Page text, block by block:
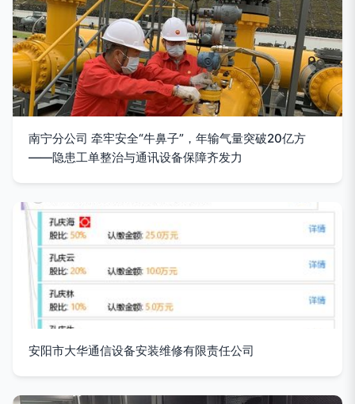
南宁分公司 牵牢安全“牛鼻子”，年输气量突破20亿方
——隐患工单整治与通讯设备保障齐发力
安阳市大华通信设备安装维修有限责任公司